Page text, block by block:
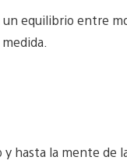
un equilibrio entre
hasta la mente de